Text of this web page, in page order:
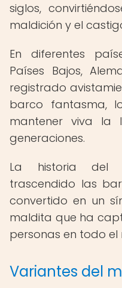
siglos,
maldición y el
En diferentes
Países Bajos,
registrado
barco fantasma,
mantener viva
generaciones.
La historia del
trascendido las
convertido en un
maldita que ha
personas en todo el
Variantes del